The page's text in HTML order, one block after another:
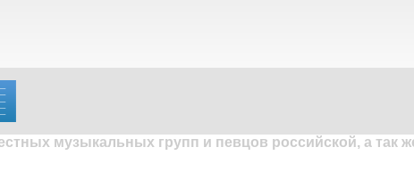
музыкальных групп и певцов российской, а так